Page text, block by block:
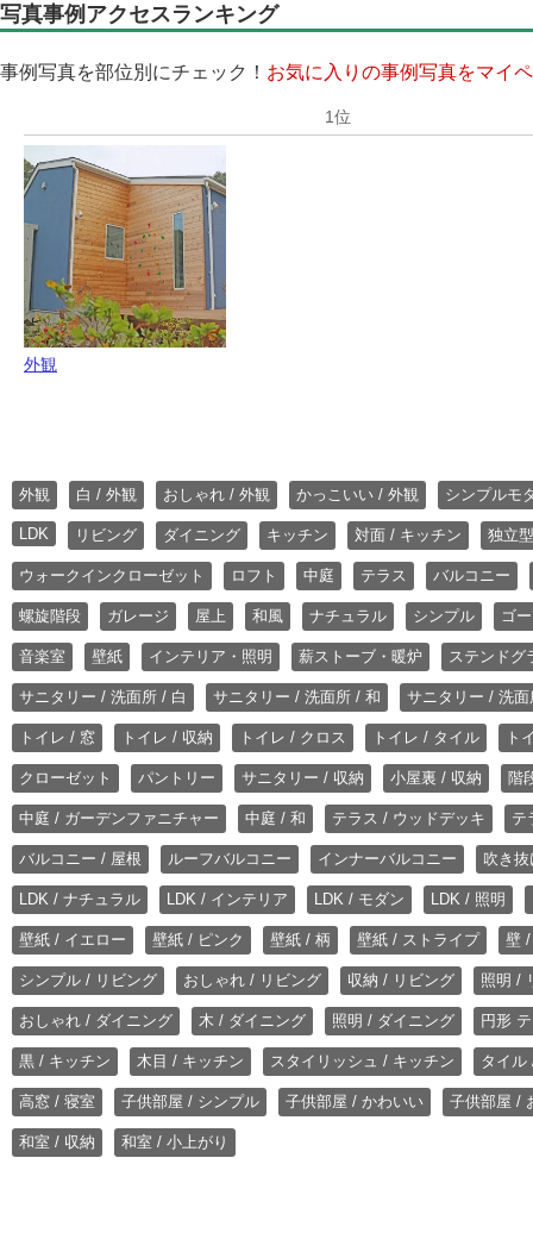
写真事例アクセスランキング
事例写真を部位別にチェック！ お気に入りの事例写真をマイ
外観
外観 白 / 外観 おしゃれ / 外観 かっこいい / 外観 シンプルモ
LDK リビング ダイニング キッチン 対面 / キッチン 独立
ウォークインクローゼット ロフト 中庭 テラス バルコニー
螺旋階段 ガレージ 屋上 和風 ナチュラル シンプル ゴ
音楽室 壁紙 インテリア・照明 薪ストーブ・暖炉 ステンドグ
サニタリー / 洗面所 / 白 サニタリー / 洗面所 / 和 サニタリー / 洗
トイレ / 窓 トイレ / 収納 トイレ / クロス トイレ / タイル ト
クローゼット パントリー サニタリー / 収納 小屋裏 / 収納 階
中庭 / ガーデンファニチャー 中庭 / 和 テラス / ウッドデッキ テ
バルコニー / 屋根 ルーフバルコニー インナーバルコニー 吹き
LDK / ナチュラル LDK / インテリア LDK / モダン LDK / 照明
壁紙 / イエロー 壁紙 / ピンク 壁紙 / 柄 壁紙 / ストライプ 壁
シンプル / リビング おしゃれ / リビング 収納 / リビング 照明 /
おしゃれ / ダイニング 木 / ダイニング 照明 / ダイニング 円形
黒 / キッチン 木目 / キッチン スタイリッシュ / キッチン タイル
高窓 / 寝室 子供部屋 / シンプル 子供部屋 / かわいい 子供部屋 /
和室 / 収納 和室 / 小上がり